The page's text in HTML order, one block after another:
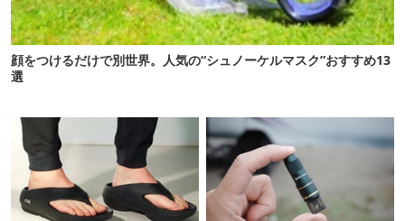
顔をつけるだけで別世界。人気の“シュノーケルマスク”おすすめ13
選